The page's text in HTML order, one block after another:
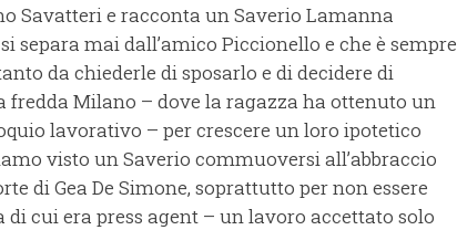
Savatteri e racconta un Saverio Lamanna
separa mai dall’amico Piccionello e che è sempre
da chiederle di sposarlo e di decidere di
fredda Milano – dove la ragazza ha ottenuto un
lavorativo – per crescere un loro ipotetico
visto un Saverio commuoversi all’abbraccio
di Gea De Simone, soprattutto per non essere
cui era press agent – un lavoro accettato solo